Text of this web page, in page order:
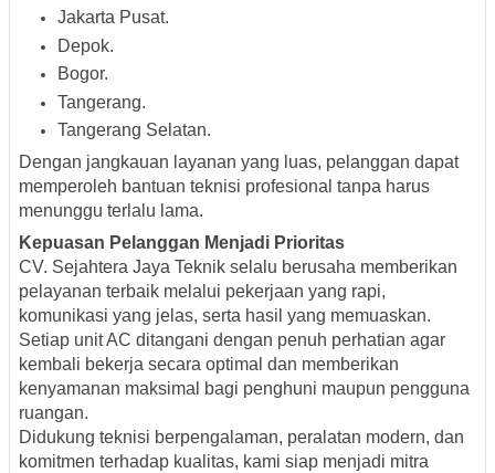
Jakarta Pusat.
Depok.
Bogor.
Tangerang.
Tangerang Selatan.
Dengan jangkauan layanan yang luas, pelanggan dapat
memperoleh bantuan teknisi profesional tanpa harus
menunggu terlalu lama.
Kepuasan Pelanggan Menjadi Prioritas
CV. Sejahtera Jaya Teknik selalu berusaha memberikan
pelayanan terbaik melalui pekerjaan yang rapi,
komunikasi yang jelas, serta hasil yang memuaskan.
Setiap unit AC ditangani dengan penuh perhatian agar
kembali bekerja secara optimal dan memberikan
kenyamanan maksimal bagi penghuni maupun pengguna
ruangan.
Didukung teknisi berpengalaman, peralatan modern, dan
komitmen terhadap kualitas, kami siap menjadi mitra